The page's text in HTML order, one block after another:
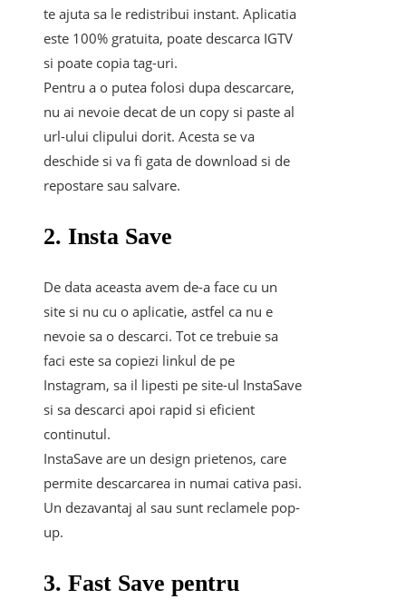
te ajuta sa le redistribui instant. Aplicatia
este 100% gratuita, poate descarca IGTV
si poate copia tag-uri.
Pentru a o putea folosi dupa descarcare,
nu ai nevoie decat de un copy si paste al
url-ului clipului dorit. Acesta se va
deschide si va fi gata de download si de
repostare sau salvare.
2. Insta Save
De data aceasta avem de-a face cu un
site si nu cu o aplicatie, astfel ca nu e
nevoie sa o descarci. Tot ce trebuie sa
faci este sa copiezi linkul de pe
Instagram, sa il lipesti pe site-ul InstaSave
si sa descarci apoi rapid si eficient
continutul.
InstaSave are un design prietenos, care
permite descarcarea in numai cativa pasi.
Un dezavantaj al sau sunt reclamele pop-
up.
3. Fast Save pentru